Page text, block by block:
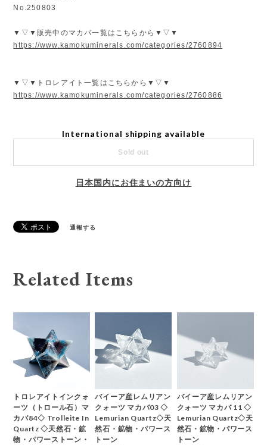
No.250803
▼▽▼販売中のマカバ一覧はこちらから▼▽▼
https://www.kamokuminerals.com/categories/2760894
▼▽▼トロレアイト一覧はこちらから▼▽▼
https://www.kamokuminerals.com/categories/2760886
International shipping available
Sold out
日本国内にお住まいの方向け
通報する
Related Items
トロレアイトインクォ
ーツ（トロール石）マ
カバ84◇ Trolleite In
Quartz ◇天然石・鉱
物・パワーストーン・
バイーア産レムリアン
クォーツ マカバ03 ◇
Lemurian Quartz◇天
然石・鉱物・パワース
トーン
バイーア産レムリアン
クォーツ マカバ 11 ◇
Lemurian Quartz◇天
然石・鉱物・パワース
トーン